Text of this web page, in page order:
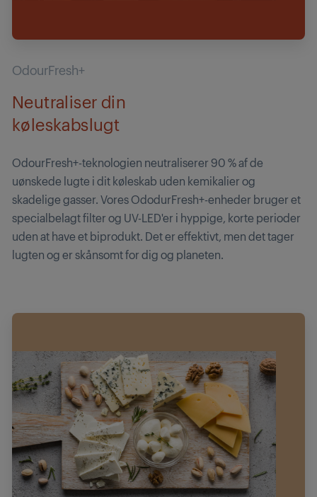
OdourFresh+
Neutraliser din
køleskabslugt
OdourFresh+-teknologien neutraliserer 90 % af de
uønskede lugte i dit køleskab uden kemikalier og
skadelige gasser. Vores OdodurFresh+-enheder bruger et
specialbelagt filter og UV-LED'er i hyppige, korte perioder
uden at have et biprodukt. Det er effektivt, men det tager
lugten og er skånsomt for dig og planeten.